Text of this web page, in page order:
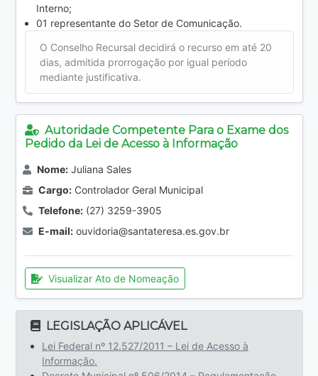
Interno;
01 representante do Setor de Comunicação.
O Conselho Recursal decidirá o recurso em até 20
dias, admitida prorrogação por igual período
mediante justificativa.
Autoridade Competente Para o Exame dos
Pedido da Lei de Acesso à Informação
Nome: Juliana Sales
Cargo: Controlador Geral Municipal
Telefone: (27) 3259-3905
E-mail: ouvidoria@santateresa.es.gov.br
Visualizar Ato de Nomeação
LEGISLAÇÃO APLICÁVEL
Lei Federal nº 12.527/2011 – Lei de Acesso à
Informação.